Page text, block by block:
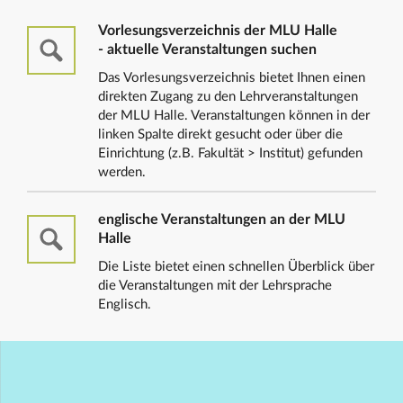
Vorlesungsverzeichnis der MLU Halle
- aktuelle Veranstaltungen suchen
Das Vorlesungsverzeichnis bietet Ihnen einen
direkten Zugang zu den Lehrveranstaltungen
der MLU Halle. Veranstaltungen können in der
linken Spalte direkt gesucht oder über die
Einrichtung (z.B. Fakultät > Institut) gefunden
werden.
englische Veranstaltungen an der MLU
Halle
Die Liste bietet einen schnellen Überblick über
die Veranstaltungen mit der Lehrsprache
Englisch.